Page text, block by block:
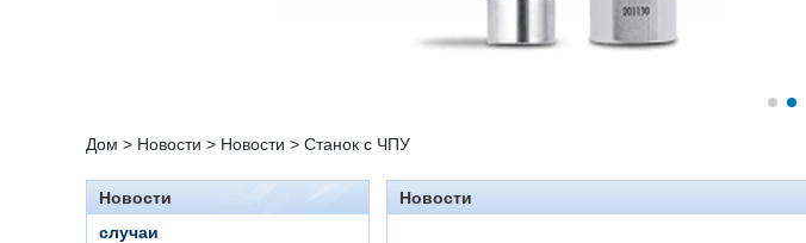
Дом > Новости > Новости > Станок с ЧПУ
Новости
случаи
Новости